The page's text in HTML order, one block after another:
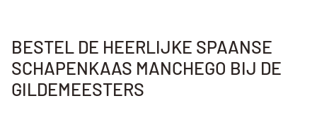
BESTEL DE HEERLIJKE SPAANSE
SCHAPENKAAS MANCHEGO BIJ DE
GILDEMEESTERS